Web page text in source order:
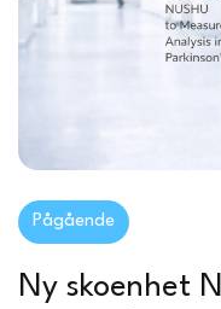
Pågående
Ny skoenhet